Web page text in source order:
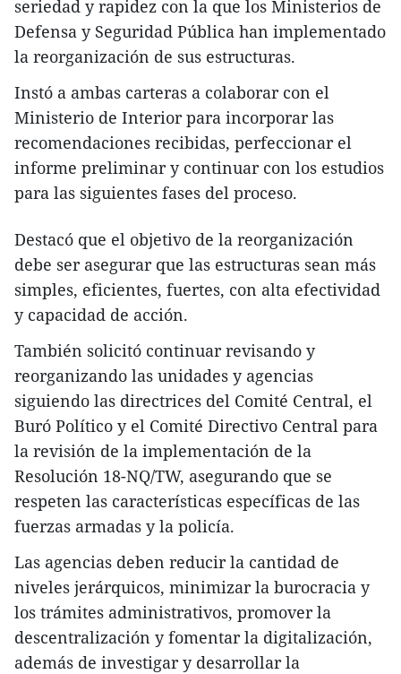
seriedad y rapidez con la que los Ministerios de
Defensa y Seguridad Pública han implementado
la reorganización de sus estructuras.
Instó a ambas carteras a colaborar con el
Ministerio de Interior para incorporar las
recomendaciones recibidas, perfeccionar el
informe preliminar y continuar con los estudios
para las siguientes fases del proceso.
Destacó que el objetivo de la reorganización
debe ser asegurar que las estructuras sean más
simples, eficientes, fuertes, con alta efectividad
y capacidad de acción.
También solicitó continuar revisando y
reorganizando las unidades y agencias
siguiendo las directrices del Comité Central, el
Buró Político y el Comité Directivo Central para
la revisión de la implementación de la
Resolución 18-NQ/TW, asegurando que se
respeten las características específicas de las
fuerzas armadas y la policía.
Las agencias deben reducir la cantidad de
niveles jerárquicos, minimizar la burocracia y
los trámites administrativos, promover la
descentralización y fomentar la digitalización,
además de investigar y desarrollar la